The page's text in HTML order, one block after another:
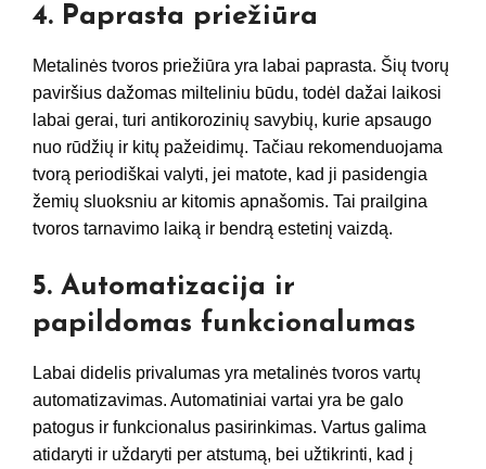
4. Paprasta priežiūra
Metalinės tvoros priežiūra yra labai paprasta. Šių tvorų
paviršius dažomas milteliniu būdu, todėl dažai laikosi
labai gerai, turi antikorozinių savybių, kurie apsaugo
nuo rūdžių ir kitų pažeidimų. Tačiau rekomenduojama
tvorą periodiškai valyti, jei matote, kad ji pasidengia
žemių sluoksniu ar kitomis apnašomis. Tai prailgina
tvoros tarnavimo laiką ir bendrą estetinį vaizdą.
5. Automatizacija ir
papildomas funkcionalumas
Labai didelis privalumas yra metalinės tvoros vartų
automatizavimas. Automatiniai vartai yra be galo
patogus ir funkcionalus pasirinkimas. Vartus galima
atidaryti ir uždaryti per atstumą, bei užtikrinti, kad į